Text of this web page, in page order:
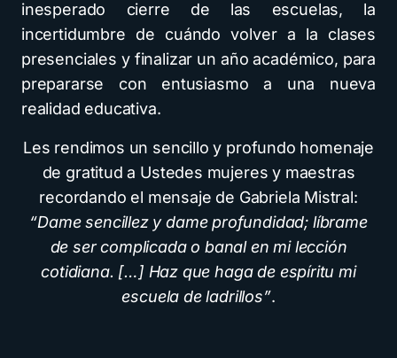
inesperado cierre de las escuelas, la
incertidumbre de cuándo volver a la clases
presenciales y finalizar un año académico, para
prepararse con entusiasmo a una nueva
realidad educativa.
Les rendimos un sencillo y profundo homenaje
de gratitud a Ustedes mujeres y maestras
recordando el mensaje de Gabriela Mistral:
“Dame sencillez y dame profundidad; líbrame
de ser complicada o banal en mi lección
cotidiana. […] Haz que haga de espíritu mi
escuela de ladrillos”.